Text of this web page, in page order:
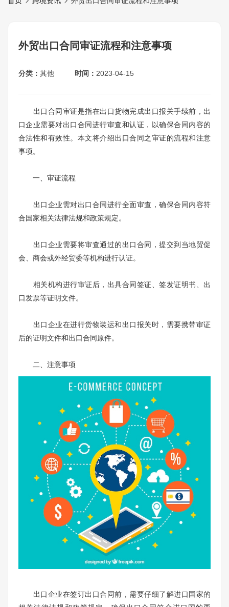
外贸出口合同审证流程和注意事项
分类： 其他 时间： 2023-04-15
出口合同审证是指在出口货物完成出口报关手续前，出
口企业需要对出口合同进行审查和认证，以确保合同内容的
合法性和有效性。本文将介绍出口合同之审证的流程和注意
事项。
一、审证流程
出口企业需对出口合同进行全面审查，确保合同内容符
合国家相关法律法规和政策规定。
出口企业需要将审查通过的出口合同，提交到当地贸促
会、商会或外经贸委等机构进行认证。
相关机构进行审证后，出具合同签证、签发证明书、出
口发票等证明文件。
出口企业在进行货物装运和出口报关时，需要携带审证
后的证明文件和出口合同原件。
二、注意事项
出口企业在签订出口合同前，需要仔细了解进口国家的